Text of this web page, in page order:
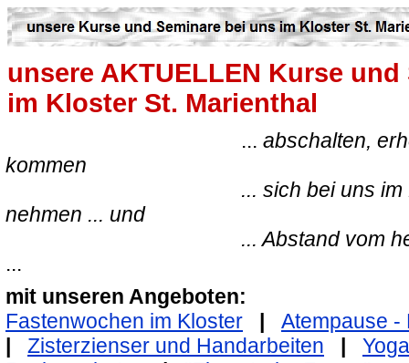
unsere AKTUELLEN Kurse
im Kloster St. Marienthal
... abschalten,
kommen
... sich bei uns
nehmen ... und
... Abstand vom
...
mit unseren Angeboten:
Fastenwochen im Kloster | Atempause -
| Zisterzienser und Handarbeiten |